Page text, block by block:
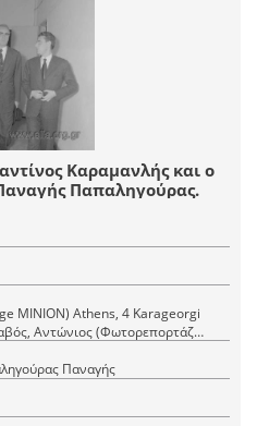
Καραμανλής και ο
Παπαληγούρας.
4 Karageorgi
Αντώνιος (Φωτορεπορτάζ
4 / Βουλής 34
Παναγής